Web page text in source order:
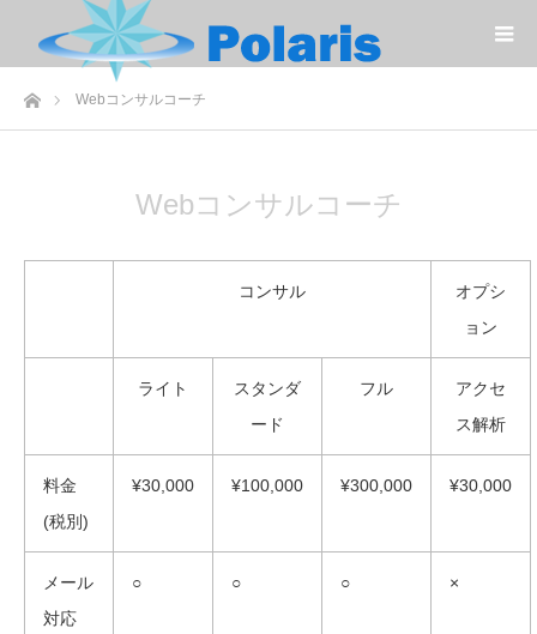
キ
ホームWebコンサルコーチ
Webコンサルコーチ
コンサル
オプシ
ョン
ライト
スタンダ
ード
フル
アクセ
ス解析
料金
(税別)
¥30,000 ¥100,000 ¥300,000 ¥30,000
メール
対応
○ ○ ○ ×